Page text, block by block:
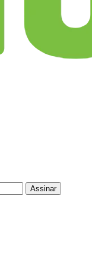
Assinar